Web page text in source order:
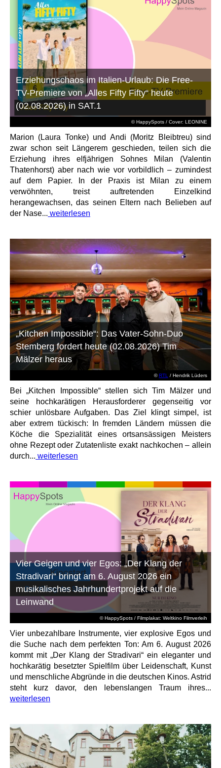
© HappySpots / Cover: LEONINE
Erziehungschaos im Italien-Urlaub: Die Free-
TV-Premiere von „Alles Fifty Fifty“ heute
(02.08.2026) in SAT.1
Marion (Laura Tonke) und Andi (Moritz Bleibtreu) sind
zwar schon seit Längerem geschieden, teilen sich die
Erziehung ihres elfjährigen Sohnes Milan (Valentin
Thatenhorst) aber nach wie vor vorbildlich – zumindest
auf dem Papier. In der Praxis ist Milan zu einem
verwöhnten, treist auftretenden Einzelkind
herangewachsen, das seinen Eltern nach Belieben auf
der Nase... weiterlesen
©RTL / Hendrik Lüders
„Kitchen Impossible“: Das Vater-Sohn-Duo
Stemberg fordert heute (02.08.2026) Tim
Mälzer heraus
Bei „Kitchen Impossible“ stellen sich Tim Mälzer und
seine hochkarätigen Herausforderer gegenseitig vor
schier unlösbare Aufgaben. Das Ziel klingt simpel, ist
aber extrem tückisch: In fremden Ländern müssen die
Köche die Spezialität eines ortsansässigen Meisters
ohne Rezept oder Zutatenliste exakt nachkochen – allein
durch... weiterlesen
© HappySpots / Filmplakat: Weltkino Filmverleih
Vier Geigen und vier Egos: „Der Klang der
Stradivari“ bringt am 6. August 2026 ein
musikalisches Jahrhundertprojekt auf die
Leinwand
Vier unbezahlbare Instrumente, vier explosive Egos und
die Suche nach dem perfekten Ton: Am 6. August 2026
kommt mit „Der Klang der Stradivari“ ein eleganter und
hochkarätig besetzter Spielfilm über Leidenschaft, Kunst
und menschliche Abgründe in die deutschen Kinos. Astrid
steht kurz davor, den lebenslangen Traum ihres...
weiterlesen